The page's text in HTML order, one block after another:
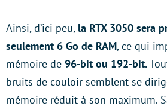
Ainsi, d’ici peu, la RTX 3050 sera
seulement 6 Go de RAM, ce qui
mémoire de 96-bit ou 192-bit.
bruits de couloir semblent se
mémoire réduit à son maximum.